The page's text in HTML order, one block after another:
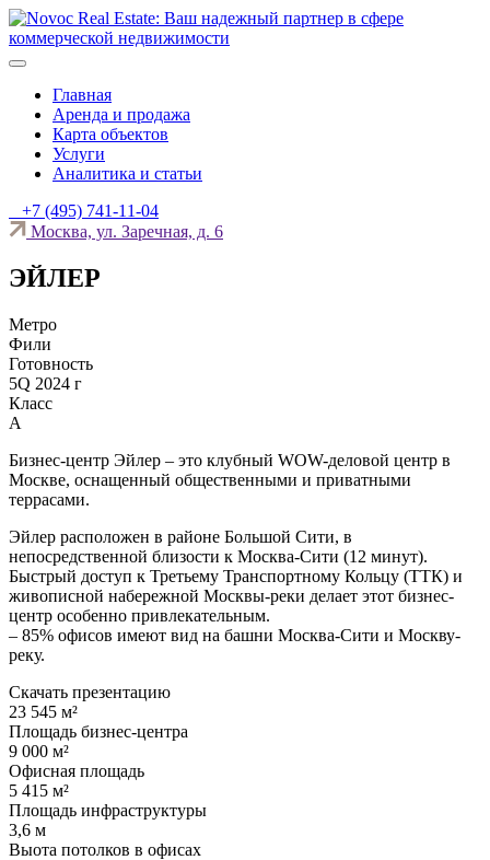
Skip
to
content
коммерческой недвижимости
которые помогут вам найти идеальный объект коммерческой
недвижимости.
Главная
Аренда и продажа
Карта объектов
Услуги
Аналитика и статьи
+7 (495) 741-11-04
Москва, ул. Заречная, д. 6
ЭЙЛЕР
Метро
Фили
Готовность
5Q 2024 г
Класс
А
Бизнес-центр Эйлер – это клубный WOW-деловой центр в
Москве, оснащенный общественными и приватными
террасами.
Эйлер расположен в районе Большой Сити, в
непосредственной близости к Москва-Сити (12 минут).
Быстрый доступ к Третьему Транспортному Кольцу (ТТК) и
живописной набережной Москвы-реки делает этот бизнес-
центр особенно привлекательным.
– 85% офисов имеют вид на башни Москва-Сити и Москву-
реку.
Скачать презентацию
23 545 м²
Площадь бизнес-центра
9 000 м²
Офисная площадь
5 415 м²
Площадь инфраструктуры
3,6 м
Выота потолков в офисах